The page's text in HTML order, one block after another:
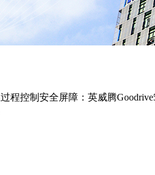
程控制安全屏障：英威腾